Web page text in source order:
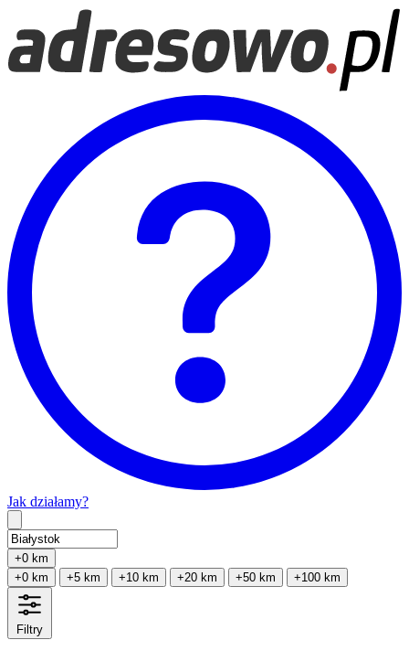
Jak działamy?
+0 km
+0 km
+5 km +10 km +20 km +50 km +100 km
Filtry